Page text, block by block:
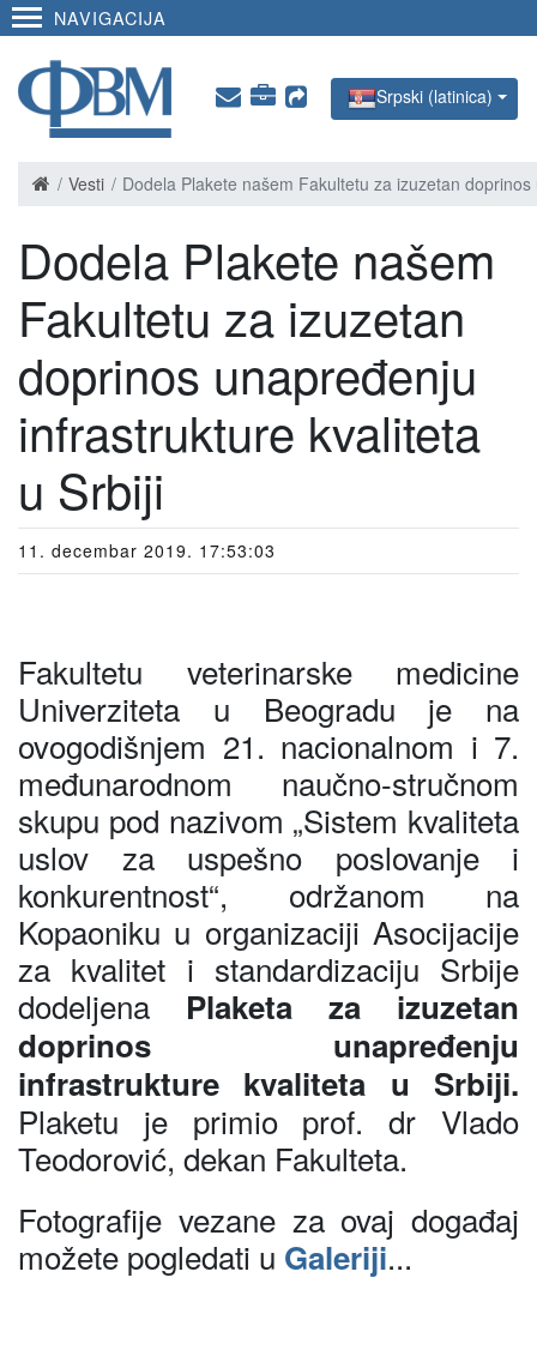
NAVIGACIJA
Srpski (latinica)
Vesti Dodela Plakete našem Fakultetu za izuzetan
Dodela Plakete našem
Fakultetu za izuzetan
doprinos unapređenju
infrastrukture kvaliteta
u Srbiji
11. decembar 2019. 17:53:03
Fakultetu veterinarske medicine
Univerziteta u Beogradu je na
ovogodišnjem 21. nacionalnom i 7.
međunarodnom naučno-stručnom
skupu pod nazivom „Sistem kvaliteta
uslov za uspešno poslovanje i
konkurentnost“, održanom na
Kopaoniku u organizaciji Asocijacije
za kvalitet i standardizaciju Srbije
dodeljena Plaketa za izuzetan
doprinos unapređenju
infrastrukture kvaliteta u Srbiji.
Plaketu je primio prof. dr Vlado
Teodorović, dekan Fakulteta.
Fotografije vezane za ovaj događaj
možete pogledati u Galeriji...